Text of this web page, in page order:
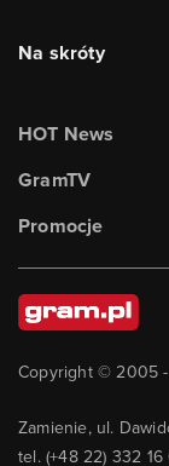
Na skróty
HOT News
GramTV
Promocje
Copyright © 2005 -
Zamienie, ul.
tel. (+48 22) 332